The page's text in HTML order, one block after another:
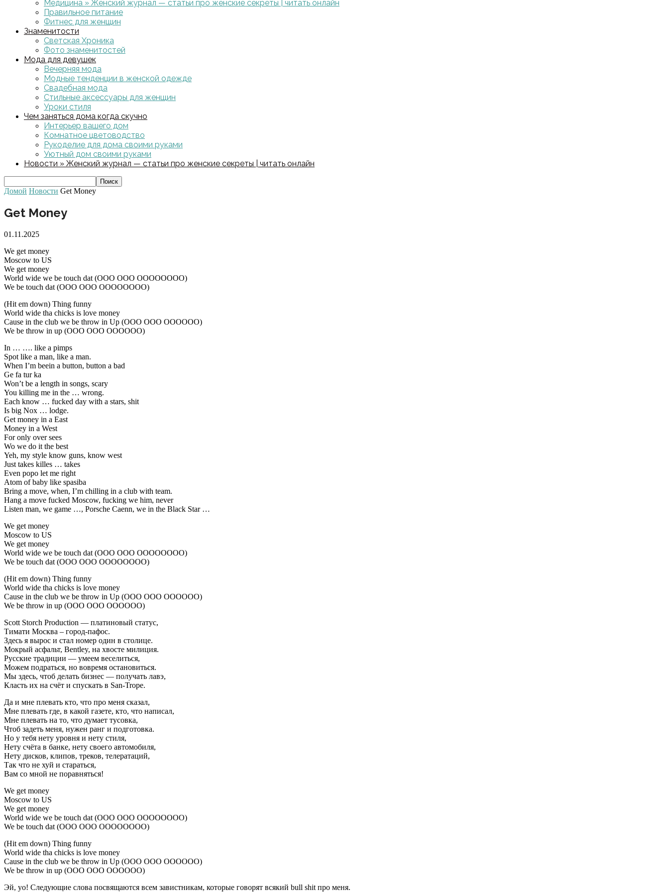
Медицина » Женский журнал — статьи про женские секреты | читать онлайн
Правильное питание
Фитнес для женщин
Знаменитости
Светская Хроника
Фото знаменитостей
Мода для девушек
Вечерняя мода
Модные тенденции в женской одежде
Свадебная мода
Стильные аксессуары для женщин
Уроки стиля
Чем заняться дома когда скучно
Интерьер вашего дом
Комнатное цветоводство
Рукоделие для дома своими руками
Уютный дом своими руками
Новости » Женский журнал — статьи про женские секреты | читать онлайн
Домой Новости Get Money
Get Money
01.11.2025
We get money
Moscow to US
We get money
World wide we be touch dat (OOO OOO OOOOOOOO)
We be touch dat (OOO OOO OOOOOOOO)
(Hit em down) Thing funny
World wide tha chicks is love money
Cause in the club we be throw in Up (OOO OOO OOOOOO)
We be throw in up (OOO OOO OOOOOO)
In … …. like a pimps
Spot like a man, like a man.
When I’m beein a button, button a bad
Ge fa tur ka
Won’t be a length in songs, scary
You killing me in the … wrong.
Each know … fucked day with a stars, shit
Is big Nox … lodge.
Get money in a East
Money in a West
For only over sees
Wo we do it the best
Yeh, my style know guns, know west
Just takes killes … takes
Even popo let me right
Atom of baby like spasiba
Bring a move, when, I’m chilling in a club with team.
Hang a move fucked Moscow, fucking we him, never
Listen man, we game …, Porsche Caenn, we in the Black Star …
We get money
Moscow to US
We get money
World wide we be touch dat (OOO OOO OOOOOOOO)
We be touch dat (OOO OOO OOOOOOOO)
(Hit em down) Thing funny
World wide tha chicks is love money
Cause in the club we be throw in Up (OOO OOO OOOOOO)
We be throw in up (OOO OOO OOOOOO)
Scott Storch Production — платиновый статус,
Тимати Москва – город-пафос.
Здесь я вырос и стал номер один в столице.
Мокрый асфальт, Bentley, на хвосте милиция.
Русские традиции — умеем веселиться,
Можем подраться, но вовремя остановиться.
Мы здесь, чтоб делать бизнес — получать лавэ,
Класть их на счёт и спускать в San-Trope.
Да и мне плевать кто, что про меня сказал,
Мне плевать где, в какой газете, кто, что написал,
Мне плевать на то, что думает тусовка,
Чтоб задеть меня, нужен ранг и подготовка.
Но у тебя нету уровня и нету стиля,
Нету счёта в банке, нету своего автомобиля,
Нету дисков, клипов, треков, телератаций,
Так что не хуй и стараться,
Вам со мной не поравняться!
We get money
Moscow to US
We get money
World wide we be touch dat (OOO OOO OOOOOOOO)
We be touch dat (OOO OOO OOOOOOOO)
(Hit em down) Thing funny
World wide tha chicks is love money
Cause in the club we be throw in Up (OOO OOO OOOOOO)
We be throw in up (OOO OOO OOOOOO)
Эй, yo! Следующие слова посвящаются всем завистникам, которые говорят всякий bull shit про меня.